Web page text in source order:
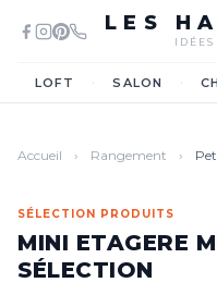
LES
LOFT SALON
Accueil › Rangement ›
SÉLECTION PRODUITS
MINI ETAGERE
SÉLECTION